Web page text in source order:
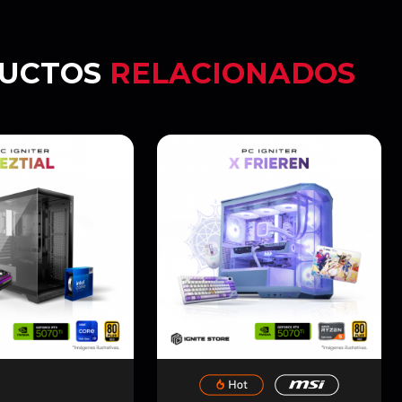
RELACIONADOS